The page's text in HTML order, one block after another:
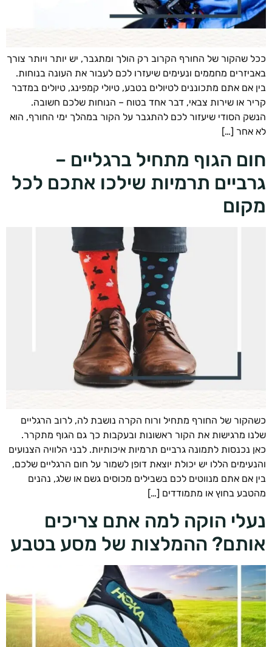
שהקור של החורף הקרוב רק הולך ומתגבר, יש יותר ויותר צורך
מחממים ונעימים שיעזרו לכם לעבור את העונה בנוחות.
אם אתם מתכוננים לטיולים בטבע, טיולי קמפינג, טיולים במדבר
או שירות צבאי, דבר אחד בטוח – הנוחות שלכם חשובה.
הסודי שיעזור לכם להתגבר על הקור במהלך ימי החורף, הוא
[…]
הגוף מתחיל ברגליים –
תרמיות שילכו אתכם לכל
של החורף מתחיל ורוח הקרה נושבת לה, לרוב הרגליים
מרגישות את הקור ראשונות ובעקבות כך גם הגוף מתקרר.
נכנסות לתמונה גרביים תרמיות איכותיות. לבני הלוויה הצנועים
הללו יש יכולת יוצאת דופן לשמור על חום הרגליים שלכם,
אם אתם מנווטים לכם בשבילים מכוסים גשם או שלג, נהנים
בחוץ או מתמודדים […]
הוקה למה אתם צריכים
ההמלצות של מסע בטבע